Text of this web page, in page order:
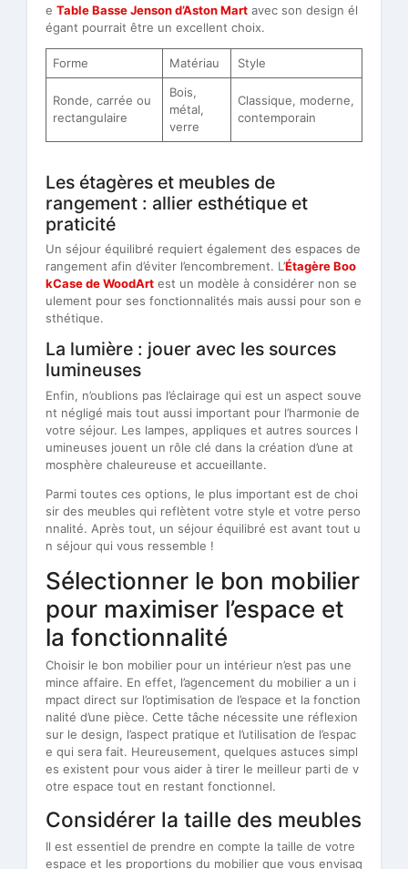
e Table Basse Jenson d’Aston Mart avec son design él
égant pourrait être un excellent choix.
Forme Matériau Style
Ronde, carrée ou
rectangulaire
Bois,
métal,
verre
Classique, moderne,
contemporain
Les étagères et meubles de
rangement : allier esthétique et
praticité
Un séjour équilibré requiert également des espaces de
rangement afin d’éviter l’encombrement. L’Étagère Boo
kCase de WoodArt est un modèle à considérer non se
ulement pour ses fonctionnalités mais aussi pour son e
sthétique.
La lumière : jouer avec les sources
lumineuses
Enfin, n’oublions pas l’éclairage qui est un aspect souve
nt négligé mais tout aussi important pour l’harmonie de
votre séjour. Les lampes, appliques et autres sources l
umineuses jouent un rôle clé dans la création d’une at
mosphère chaleureuse et accueillante.
Parmi toutes ces options, le plus important est de choi
sir des meubles qui reflètent votre style et votre perso
nnalité. Après tout, un séjour équilibré est avant tout u
n séjour qui vous ressemble !
Sélectionner le bon mobilier
pour maximiser l’espace et
la fonctionnalité
Choisir le bon mobilier pour un intérieur n’est pas une
mince affaire. En effet, l’agencement du mobilier a un i
mpact direct sur l’optimisation de l’espace et la fonction
nalité d’une pièce. Cette tâche nécessite une réflexion
sur le design, l’aspect pratique et l’utilisation de l’espac
e qui sera fait. Heureusement, quelques astuces simpl
es existent pour vous aider à tirer le meilleur parti de v
otre espace tout en restant fonctionnel.
Considérer la taille des meubles
Il est essentiel de prendre en compte la taille de votre
espace et les proportions du mobilier que vous envisag